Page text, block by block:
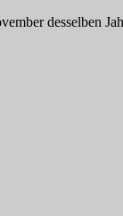
desselben